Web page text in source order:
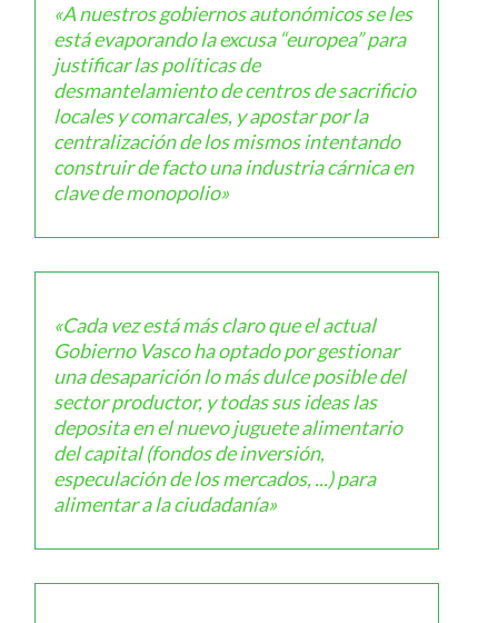
«A nuestros gobiernos autonómicos se les
está evaporando la excusa “europea” para
justificar las políticas de
desmantelamiento de centros de sacrificio
locales y comarcales, y apostar por la
centralización de los mismos intentando
construir de facto una industria cárnica en
clave de monopolio»
«Cada vez está más claro que el actual
Gobierno Vasco ha optado por gestionar
una desaparición lo más dulce posible del
sector productor, y todas sus ideas las
deposita en el nuevo juguete alimentario
del capital (fondos de inversión,
especulación de los mercados, ...) para
alimentar a la ciudadanía»